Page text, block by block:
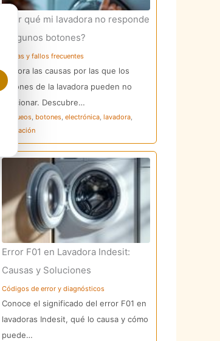
¿Por qué mi lavadora no responde
a algunos botones?
Averías y fallos frecuentes
Explora las causas por las que los
botones de la lavadora pueden no
funcionar. Descubre…
bloqueos, botones, electrónica, lavadora,
reparación
Error F01 en Lavadora Indesit:
Causas y Soluciones
Códigos de error y diagnósticos
Conoce el significado del error F01 en
lavadoras Indesit, qué lo causa y cómo
puede…